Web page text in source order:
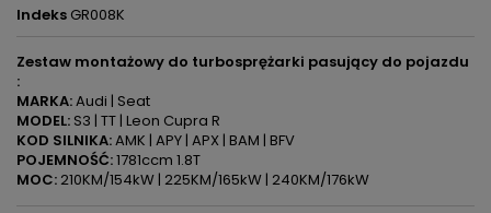
Indeks GR008K
Zestaw montażowy do turbosprężarki pasujący do pojazdu
:
MARKA:Audi | Seat
MODEL: S3 | TT | Leon Cupra R
KOD SILNIKA:AMK | APY | APX | BAM | BFV
POJEMNOŚĆ:1781ccm 1.8T
MOC: 210KM/154kW | 225KM/165kW | 240KM/176kW